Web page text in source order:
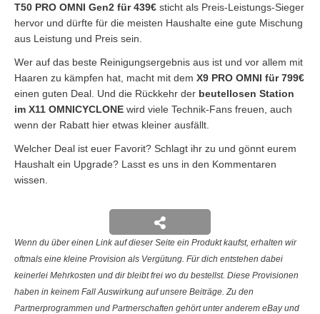
T50 PRO OMNI Gen2 für 439€ sticht als Preis-Leistungs-Sieger
hervor und dürfte für die meisten Haushalte eine gute Mischung
aus Leistung und Preis sein.
Wer auf das beste Reinigungsergebnis aus ist und vor allem mit
Haaren zu kämpfen hat, macht mit dem X9 PRO OMNI für 799€
einen guten Deal. Und die Rückkehr der beutellosen Station
im X11 OMNICYCLONE wird viele Technik-Fans freuen, auch
wenn der Rabatt hier etwas kleiner ausfällt.
Welcher Deal ist euer Favorit? Schlagt ihr zu und gönnt eurem
Haushalt ein Upgrade? Lasst es uns in den Kommentaren
wissen.
Wenn du über einen Link auf dieser Seite ein Produkt kaufst, erhalten wir
oftmals eine kleine Provision als Vergütung. Für dich entstehen dabei
keinerlei Mehrkosten und dir bleibt frei wo du bestellst. Diese Provisionen
haben in keinem Fall Auswirkung auf unsere Beiträge. Zu den
Partnerprogrammen und Partnerschaften gehört unter anderem eBay und